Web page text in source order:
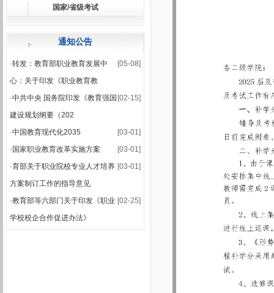
·关于公布2025-2026学年第一学期期末集中考试安排的通知
国家/省级考试
通知公告
[05-08]
·转发：教育部职业教育发展中
心：关于印发《职业教育教
[02-15]
·中共中央 国务院印发《教育强国
建设规划纲要（202
[03-01]
·中国教育现代化2035
[03-01]
· 国家职业教育改革实施方案
[03-01]
·育部关于职业院校专业人才培养
方案制订工作的指导意见
[02-25]
·教育部等六部门关于印发《职业
学校校企合作促进办法》